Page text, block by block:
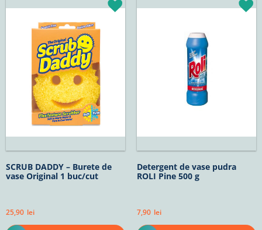
SCRUB DADDY – Burete de
vase Original 1 buc/cut
25,90 lei
Detergent de vase pudra
ROLI Pine 500 g
7,90 lei